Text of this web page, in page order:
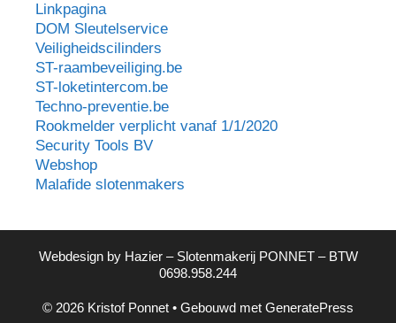
Linkpagina
DOM Sleutelservice
Veiligheidscilinders
ST-raambeveiliging.be
ST-loketintercom.be
Techno-preventie.be
Rookmelder verplicht vanaf 1/1/2020
Security Tools BV
Webshop
Malafide slotenmakers
Webdesign by Hazier– Slotenmakerij PONNET – BTW
0698.958.244
© 2026 Kristof Ponnet • Gebouwd met GeneratePress